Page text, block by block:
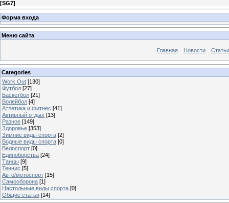
[SG7]
Форма входа
Меню сайта
Главная Новости Статьи
Categories
Work Out [130]
Футбол [27]
Баскетбол [21]
Волейбол [4]
Атлетика и фитнес [41]
Активный отдых [13]
Разное [149]
Здоровье [353]
Зимние виды спорта [2]
Водные виды спорта [0]
Велоспорт [0]
Единоборства [24]
Танцы [9]
Теннис [5]
Авто/мотоспорт [15]
Самооборона [1]
Настольные виды спорта [0]
Общие статьи [14]